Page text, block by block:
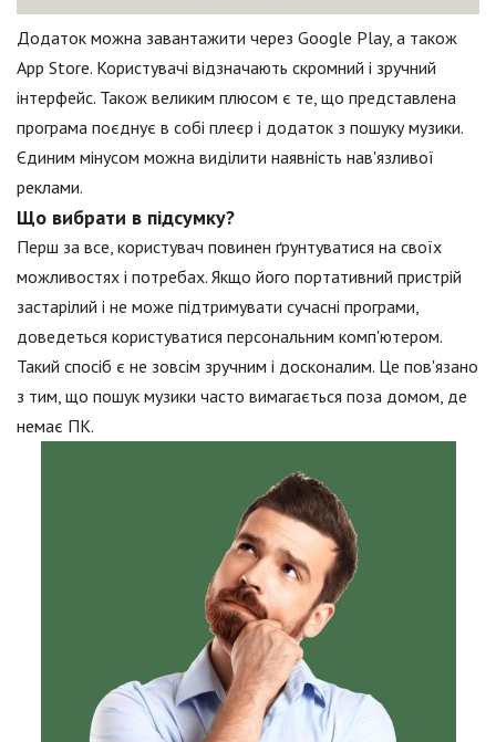
Додаток можна завантажити через Google Play, а також
App Store. Користувачі відзначають скромний і зручний
інтерфейс. Також великим плюсом є те, що представлена
програма поєднує в собі плеєр і додаток з пошуку музики.
Єдиним мінусом можна виділити наявність нав'язливої
реклами.
Що вибрати в підсумку?
Перш за все, користувач повинен ґрунтуватися на своїх
можливостях і потребах. Якщо його портативний пристрій
застарілий і не може підтримувати сучасні програми,
доведеться користуватися персональним комп'ютером.
Такий спосіб є не зовсім зручним і досконалим. Це пов'язано
з тим, що пошук музики часто вимагається поза домом, де
немає ПК.